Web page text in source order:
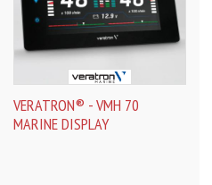
VERATRON® - VMH 70
MARINE DISPLAY